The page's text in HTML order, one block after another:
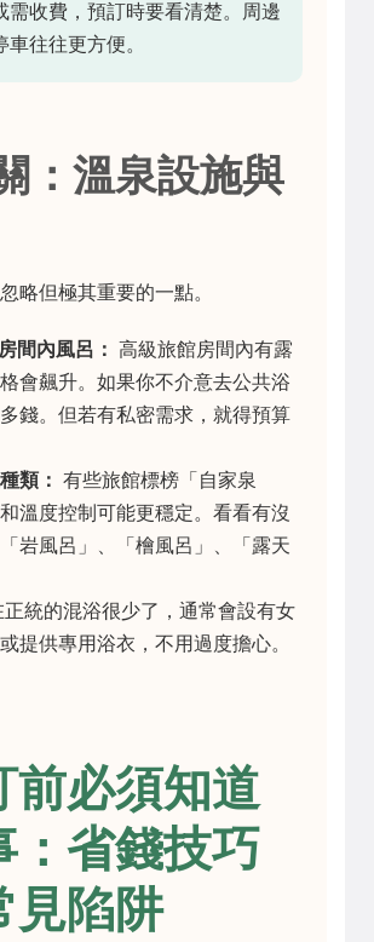
需收費，預訂時要看清楚。周邊
車往往更方便。
：溫泉設施與
略但極其重要的一點。
間內風呂： 高級旅館房間內有露
會飆升。如果你不介意去公共浴
錢。但若有私密需求，就得預算
類： 有些旅館標榜「自家泉
溫度控制可能更穩定。看看有沒
岩風呂」、「檜風呂」、「露天
正統的混浴很少了，通常會設有女
提供專用浴衣，不用過度擔心。
前必須知道
：省錢技巧
見陷阱